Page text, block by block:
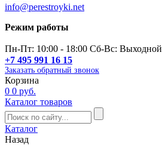
info@perestroyki.net
Режим работы
Пн-Пт: 10:00 - 18:00 Сб-Вс: Выходной
+7 495 991 16 15
Заказать обратный звонок
Корзина
0 0 руб.
Каталог товаров
Каталог
Назад